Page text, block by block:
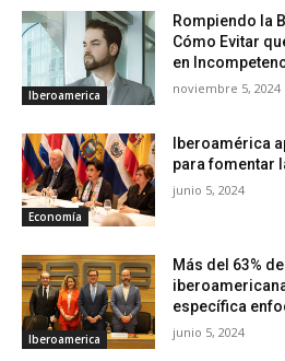
Iberoamerica
Rompiendo la
Cómo Evitar
en
noviembre 5, 2024
Economía
Iberoamérica
para fomentar
junio 5, 2024
Iberoamerica
Más del 63%
específica
junio 5, 2024